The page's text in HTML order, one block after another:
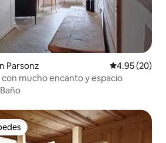
Parsonz Calificación
4.95 (20)
mucho encanto y espacio
Baño